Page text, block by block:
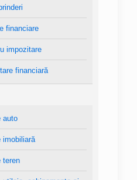
financiare
impozitare
financiară
auto
imobiliară
teren